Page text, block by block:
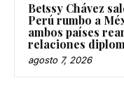
Betssy Chávez
Perú rumbo a
ambos países
relaciones
agosto 7, 2026